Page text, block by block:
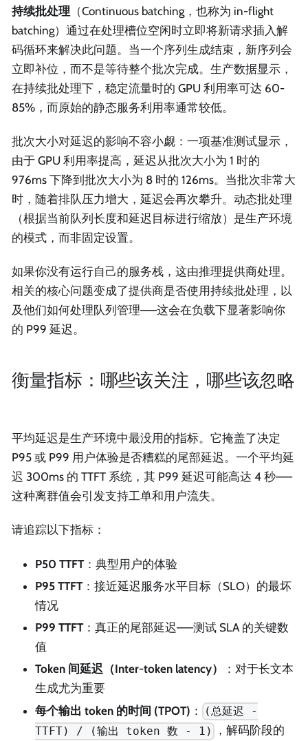
持续批处理 （Continuous batching，也称为 in-flight
batching）通过在处理槽位空闲时立即将新请求插入解
码循环来解决此问题。当一个序列生成结束，新序列会
立即补位，而不是等待整个批次完成。生产数据显示，
在持续批处理下，稳定流量时的 GPU 利用率可达 60-
85%，而原始的静态服务利用率通常较低。
批次大小对延迟的影响不容小觑：一项基准测试显示，
由于 GPU 利用率提高，延迟从批次大小为 1 时的
976ms 下降到批次大小为 8 时的 126ms。当批次非常大
时，随着排队压力增大，延迟会再次攀升。动态批处理
（根据当前队列长度和延迟目标进行缩放）是生产环境
的模式，而非固定设置。
如果你没有运行自己的服务栈，这由推理提供商处理。
相关的核心问题变成了提供商是否使用持续批处理，以
及他们如何处理队列管理——这会在负载下显著影响你
的 P99 延迟。
衡量指标：哪些该关注，哪些该忽略
平均延迟是生产环境中最没用的指标。它掩盖了决定
P95 或 P99 用户体验是否糟糕的尾部延迟。一个平均延
迟 300ms 的 TTFT 系统，其 P99 延迟可能高达 4 秒——
这种离群值会引发支持工单和用户流失。
请追踪以下指标：
P50 TTFT：典型用户的体验
P95 TTFT：接近延迟服务水平目标（SLO）的最坏
情况
P99 TTFT：真正的尾部延迟——测试 SLA 的关键数
值
Token 间延迟（Inter-token latency）
：对于长文本
生成尤为重要
每个输出 token 的时间 (TPOT) ：
(总延迟 -
TTFT) / (输出 token 数 - 1)
，解码阶段的